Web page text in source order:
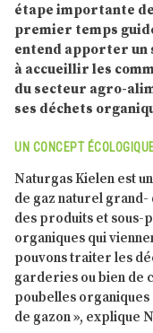
étape importante
premier temps
entend apporter un
à accueillir les
du secteur agro-
ses déchets
UN CONCEPT
Naturgas Kielen est
de gaz naturel grand-
des produits et sous-
organiques qui
pouvons traiter les
garderies ou bien de
poubelles organiques
de gazon », explique